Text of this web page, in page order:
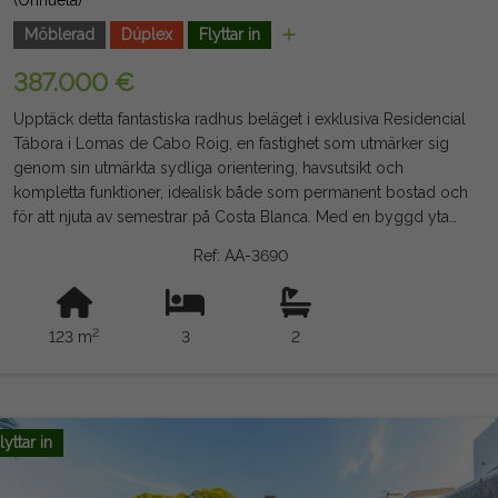
Möblerad
Dúplex Flyttar in
387.000 €
Upptäck detta fantastiska radhus beläget i exklusiva Residencial
Tábora i Lomas de Cabo Roig, en fastighet som utmärker sig
genom sin utmärkta sydliga orientering, havsutsikt och
kompletta funktioner, idealisk både som permanent bostad och
för att njuta av semestrar på Costa Blanca. Med en byggd yta
planlösning. Det har tre stora sovrum, varav ett på
bottenvåningen, och två kompletta badrum utrustade med
golvvärme för större komfort året runt. Det ljusa
vardagsrummet och matsalen är integrerat med ett modernt
medelhavsklimatet i total privathet. Från huset finns direkt
tillgång till källaren, där det finns ett stort förråd och ett privat
garage, vilket ger komfort och extra förvaringsutrymme. Den
Ref: AA-3690
123 m2 3 2
in